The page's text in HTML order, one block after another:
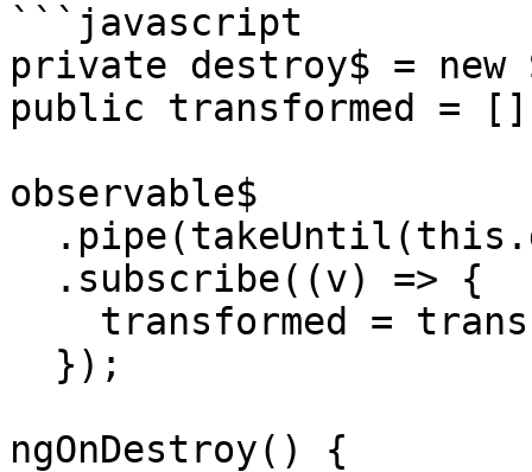
```javascript
private destroy$ =
public transformed =
observable$
ngOnDestroy() {